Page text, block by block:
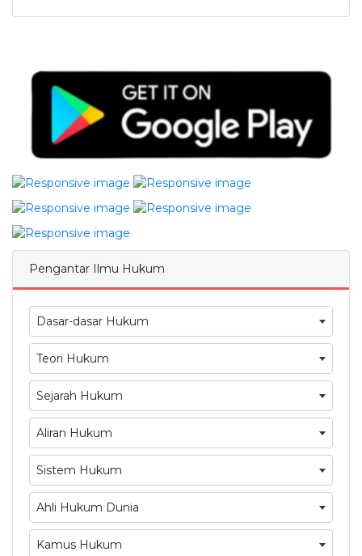
Pengantar Ilmu Hukum
Dasar-dasar Hukum
Teori Hukum
Sejarah Hukum
Aliran Hukum
Sistem Hukum
Ahli Hukum Dunia
Kamus Hukum